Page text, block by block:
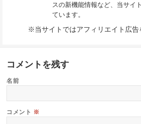
スの新機能情報など、当サイ
ています。
※当サイトではアフィリエイト広告
コメントを残す
名前
コメント ※